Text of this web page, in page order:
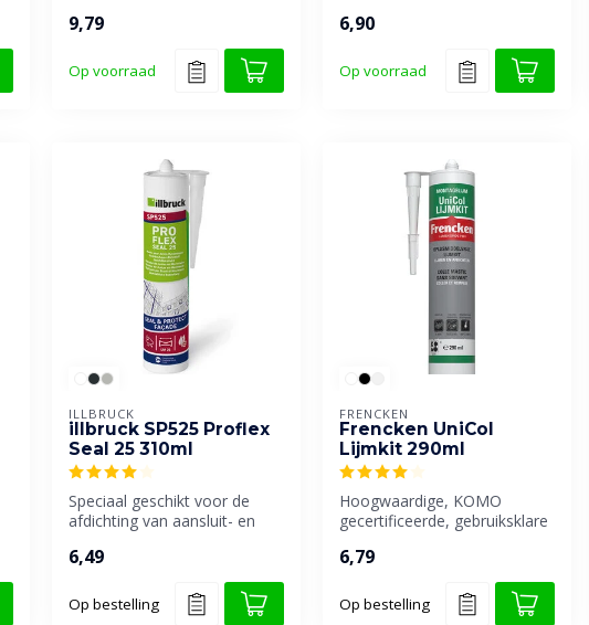
9,79
Op voorraad
6,90
Op voorraad
ILLBRUCK
illbruck SP525 Proflex
Seal 25 310ml
Speciaal geschikt voor de
afdichting van aansluit- en
6,49
Op bestelling
FRENCKEN
Frencken UniCol
Lijmkit 290ml
Hoogwaardige, KOMO
gecertificeerde, gebruiksklare
P...
6,79
Op bestelling